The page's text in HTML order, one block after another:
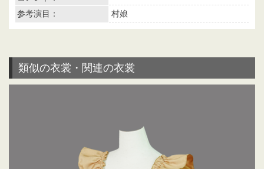
参考演目：
村娘
類似の衣裳・関連の衣裳